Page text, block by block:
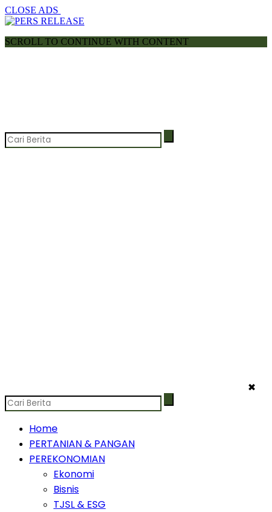
CLOSE ADS
SCROLL TO CONTINUE WITH CONTENT
✖
Home
PERTANIAN & PANGAN
PEREKONOMIAN
Ekonomi
Bisnis
TJSL & ESG